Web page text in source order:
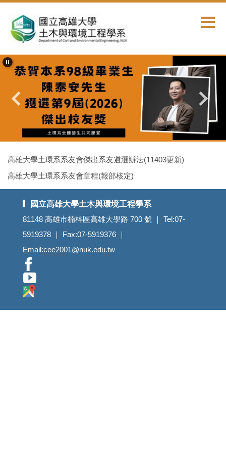
到
主
內
容
首頁 系友會相關法規
高雄大學土環系系友會傑出系友遴選辦法(11403更新)
高雄大學土環系系友會章程(報部核定)
國立高雄大學土木與環境工程學系
81148 高雄市楠梓區高雄大學路 700 號 ｜ Tel:07-
5919378 ｜ Fax:07-5919376 ｜
Email:cee2001@nuk.edu.tw